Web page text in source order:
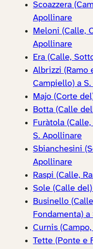
Scoazzera
Apollinare
Meloni (Calle,
Apollinare
Era (Calle,
Albrizzi (Ramo
Campiello) a
Majo (Corte
Botta (Calle
Furàtola
S. Apollinare
Sbianchesini
Apollinare
Raspi (Calle,
Sole (Calle
Businello
Fondamenta)
Curnis
Tette (Ponte e